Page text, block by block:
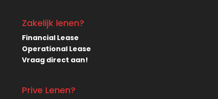
Zakelijk lenen?
Financial Lease
Operational Lease
Vraag direct aan!
Prive Lenen?